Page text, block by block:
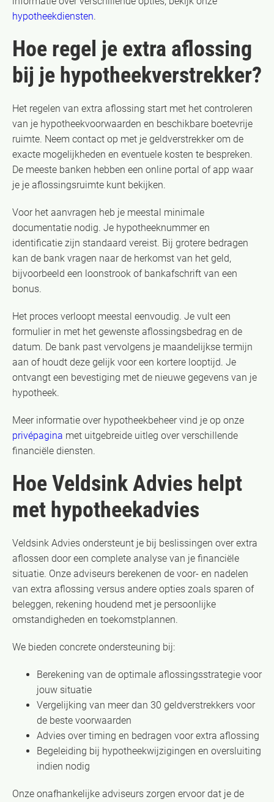
hypotheekdiensten.
Hoe regel je extra aflossing
bij je hypotheekverstrekker?
Het regelen van extra aflossing start met het controleren
van je hypotheekvoorwaarden en beschikbare boetevrije
ruimte. Neem contact op met je geldverstrekker om de
exacte mogelijkheden en eventuele kosten te bespreken.
De meeste banken hebben een online portal of app waar
je je aflossingsruimte kunt bekijken.
Voor het aanvragen heb je meestal minimale
documentatie nodig. Je hypotheeknummer en
identificatie zijn standaard vereist. Bij grotere bedragen
kan de bank vragen naar de herkomst van het geld,
bijvoorbeeld een loonstrook of bankafschrift van een
bonus.
Het proces verloopt meestal eenvoudig. Je vult een
formulier in met het gewenste aflossingsbedrag en de
datum. De bank past vervolgens je maandelijkse termijn
aan of houdt deze gelijk voor een kortere looptijd. Je
ontvangt een bevestiging met de nieuwe gegevens van je
hypotheek.
Meer informatie over hypotheekbeheer vind je op onze
privépagina met uitgebreide uitleg over verschillende
financiële diensten.
Hoe Veldsink Advies helpt
met hypotheekadvies
Veldsink Advies ondersteunt je bij beslissingen over extra
aflossen door een complete analyse van je financiële
situatie. Onze adviseurs berekenen de voor- en nadelen
van extra aflossing versus andere opties zoals sparen of
beleggen, rekening houdend met je persoonlijke
omstandigheden en toekomstplannen.
We bieden concrete ondersteuning bij:
Berekening van de optimale aflossingsstrategie voor
jouw situatie
Vergelijking van meer dan 30 geldverstrekkers voor
de beste voorwaarden
Advies over timing en bedragen voor extra aflossing
Begeleiding bij hypotheekwijzigingen en oversluiting
indien nodig
Onze onafhankelijke adviseurs zorgen ervoor dat je de